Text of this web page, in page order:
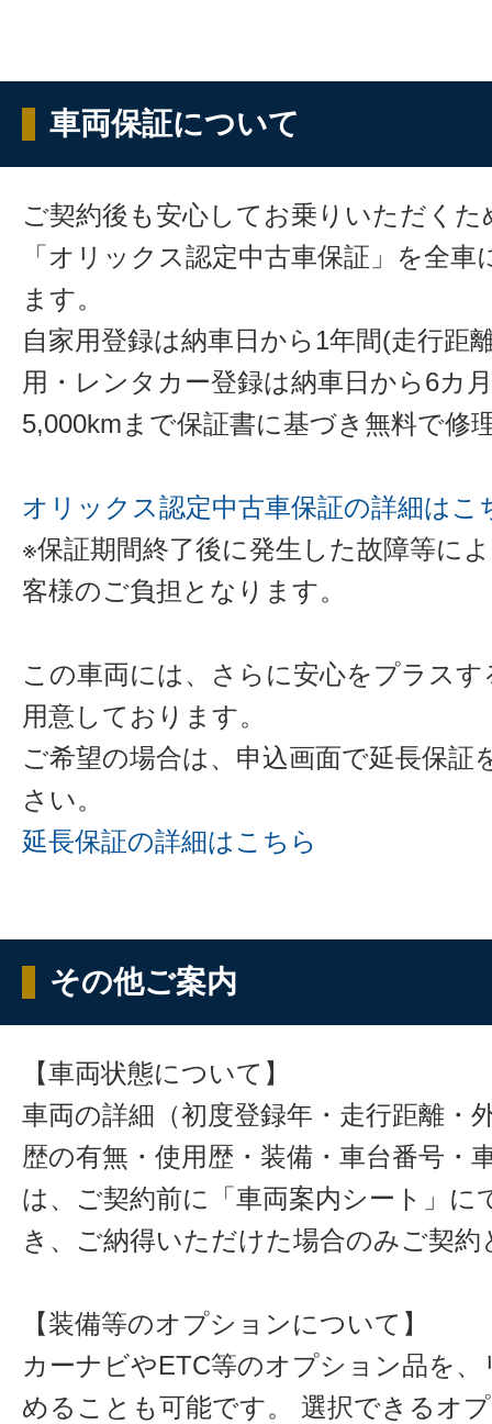
車両保証について
ご契約後も安心してお乗りいただくた
「オリックス認定中古車保証」を全
ます。
自家用登録は納車日から1年間(走行距
用・レンタカー登録は納車日から6カ
5,000kmまで保証書に基づき無料で修
オリックス認定中古車保証の詳細はこ
※保証期間終了後に発生した故障等に
客様のご負担となります。
この車両には、さらに安心をプラス
用意しております。
ご希望の場合は、申込画面で延長保証
さい。
延長保証の詳細はこちら
その他ご案内
【車両状態について】
車両の詳細（初度登録年・走行距離・
歴の有無・使用歴・装備・車台番号・
は、ご契約前に「車両案内シート」に
き、ご納得いただけた場合のみご契約
【装備等のオプションについて】
カーナビやETC等のオプション品を、
めることも可能です。 選択できるオ